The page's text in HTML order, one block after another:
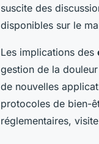
suscite des
disponibles sur le
Les implications des
gestion de la
de nouvelles
protocoles de bien-
réglementaires,